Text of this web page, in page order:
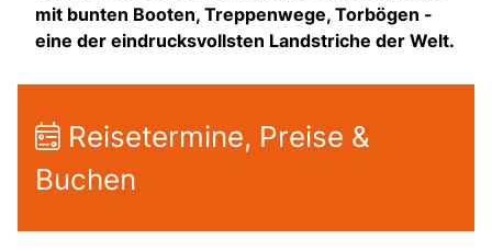
mit bunten Booten, Treppenwege, Torbögen -
eine der eindrucksvollsten Landstriche der Welt.
Reisetermine, Preise &
Buchen